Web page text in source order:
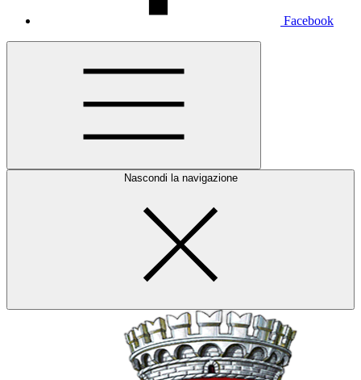
Facebook
Nascondi la navigazione